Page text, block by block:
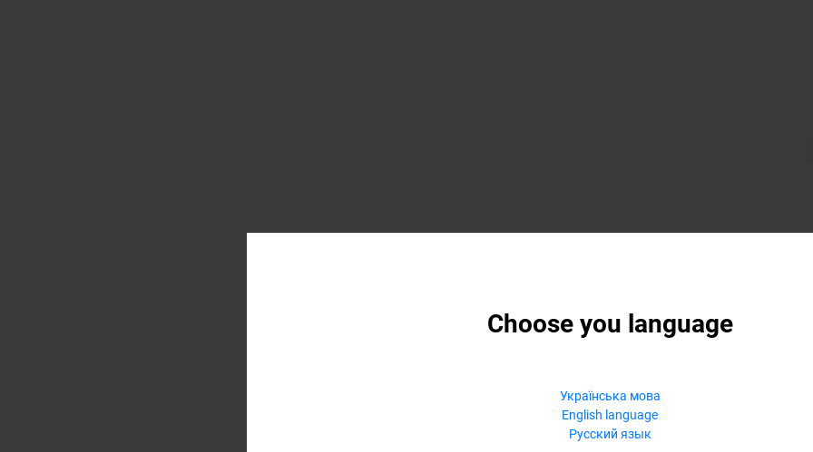
Choose you language
Українська мова
English language
Русский язык